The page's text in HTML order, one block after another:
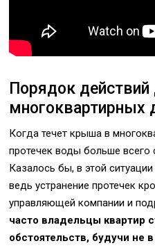
Порядок
многоквартирных
Когда течет крыша в
протечек воды больше всего
Казалось бы, в этой
ведь устранение протечек
управляющей компании и
часто владельцы квартир
обстоятельств, будучи не